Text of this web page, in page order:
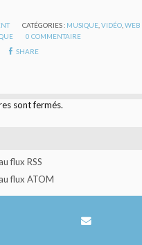
CATÉGORIES : MUSIQUE, VIDÉO, WEB
0 COMMENTAIRE
SHARE
sont fermés.
flux RSS
flux ATOM